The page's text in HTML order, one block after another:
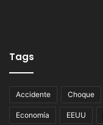
Tags
Accidente Choque
Economía EEUU